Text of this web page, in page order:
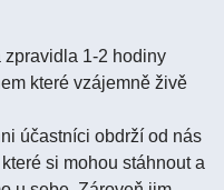
1-2 hodiny
které vzájemně živě
účastníci obdrží od nás
si mohou stáhnout a